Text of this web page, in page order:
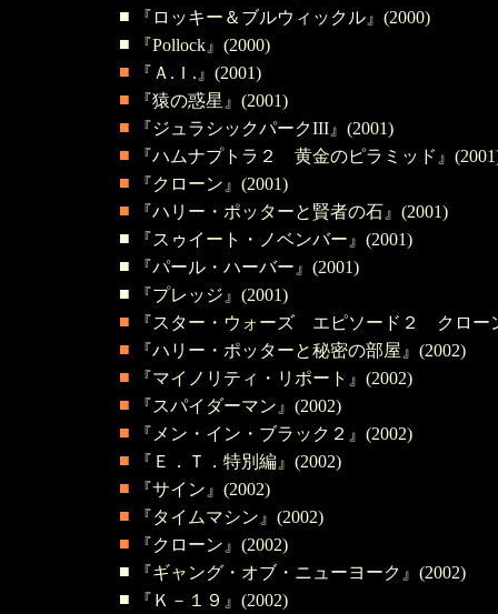
■
『ロッキー＆ブルウィックル』(2000)
■
『Pollock』(2000)
■
『Ａ.Ｉ.』(2001)
■
『猿の惑星』(2001)
■
『ジュラシックパークIII』(2001)
■
『ハムナプトラ２ 黄金のピラミッド』
■
『クローン』(2001)
■
『ハリー・ポッターと賢者の石』(2001)
■
『スゥイート・ノベンバー』(2001)
■
『パール・ハーバー』(2001)
■
『プレッジ』(2001)
■
『スター・ウォーズ エピソード２ クロー
■
『ハリー・ポッターと秘密の部屋』(2002)
■
『マイノリティ・リポート』(2002)
■
『スパイダーマン』(2002)
■
『メン・イン・ブラック２』(2002)
■
『Ｅ．Ｔ．特別編』(2002)
■
『サイン』(2002)
■
『タイムマシン』(2002)
■
『クローン』(2002)
■
『ギャング・オブ・ニューヨーク』(2002)
■
『Ｋ－１９』(2002)